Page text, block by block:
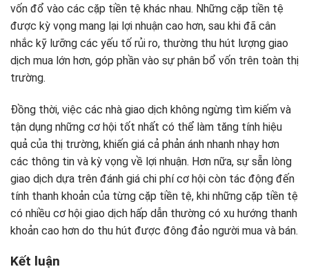
vốn đổ vào các cặp tiền tệ khác nhau. Những cặp tiền tệ
được kỳ vọng mang lại lợi nhuận cao hơn, sau khi đã cân
nhắc kỹ lưỡng các yếu tố rủi ro, thường thu hút lượng giao
dịch mua lớn hơn, góp phần vào sự phân bổ vốn trên toàn thị
trường.
Đồng thời, việc các nhà giao dịch không ngừng tìm kiếm và
tận dụng những cơ hội tốt nhất có thể làm tăng tính hiệu
quả của thị trường, khiến giá cả phản ánh nhanh nhạy hơn
các thông tin và kỳ vọng về lợi nhuận. Hơn nữa, sự sẵn lòng
giao dịch dựa trên đánh giá chi phí cơ hội còn tác động đến
tính thanh khoản của từng cặp tiền tệ, khi những cặp tiền tệ
có nhiều cơ hội giao dịch hấp dẫn thường có xu hướng thanh
khoản cao hơn do thu hút được đông đảo người mua và bán.
Kết luận